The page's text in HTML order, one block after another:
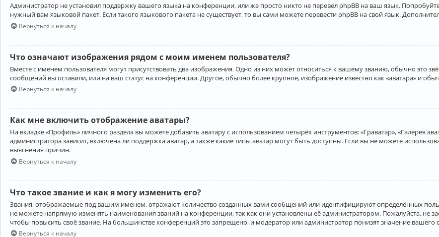
Администратор не установил поддержку вашего языка на конференции, или же просто никто не перевёл phpBB на ваш язык.
нужный вам языковой пакет. Если такого языкового пакета не существует, то вы сами можете перевести phpBB на свой язык.
Вернуться к началу
Что означают изображения рядом с моим именем пользователя?
Вместе с именем пользователя могут присутствовать два изображения. Одно из них может относиться к вашему званию, обычно это
сообщений вы оставили, или на ваш статус на конференции. Другое, обычно более крупное, изображение известно как «аватара» и
Вернуться к началу
Как мне включить отображение аватары?
На вкладке «Профиль» личного раздела вы можете добавить аватару с использованием четырёх инструментов: «Граватар», «Галерея
администратора зависит, включена ли поддержка аватар, а также какие типы аватар могут быть доступны. Если вы не можете
выяснения причин.
Вернуться к началу
Что такое звание и как я могу изменить его?
Звания, отображаемые под вашим именем, отражают количество созданных вами сообщений или идентифицируют определённых
не можете напрямую изменять наименования званий на конференции, так как они установлены её администратором. Пожалуйста,
чтобы повысить своё звание. На большинстве конференций это запрещено, и модератор или администратор понизят значение вашего
Вернуться к началу